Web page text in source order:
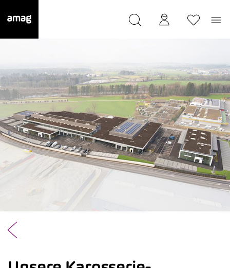
wurde als Ihre Garage gespeichert.